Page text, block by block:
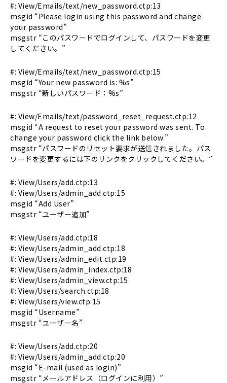
#: View/Emails/text/new_password.ctp:13
msgid “Please login using this password and change
your password”
msgstr “このパスワードでログインして、パスワードを変更
してください。”
#: View/Emails/text/new_password.ctp:15
msgid “Your new password is: %s”
msgstr “新しいパスワード：%s”
#: View/Emails/text/password_reset_request.ctp:12
msgid “A request to reset your password was sent. To
change your password click the link below.”
msgstr “パスワードのリセット要求が送信されました。パス
ワードを変更するには下のリンクをクリックしてください。”
#: View/Users/add.ctp:13
#: View/Users/admin_add.ctp:15
msgid “Add User”
msgstr “ユーザー追加”
#: View/Users/add.ctp:18
#: View/Users/admin_add.ctp:18
#: View/Users/admin_edit.ctp:19
#: View/Users/admin_index.ctp:18
#: View/Users/admin_view.ctp:15
#: View/Users/search.ctp:18
#: View/Users/view.ctp:15
msgid “Username”
msgstr “ユーザー名”
#: View/Users/add.ctp:20
#: View/Users/admin_add.ctp:20
msgid “E-mail (used as login)”
msgstr “メールアドレス（ログインに利用）”